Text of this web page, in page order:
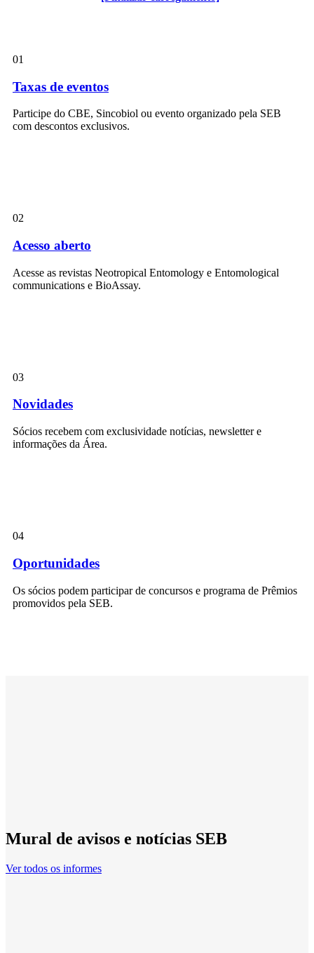
01
Taxas de eventos
Participe do CBE, Sincobiol ou evento organizado pela SEB
com descontos exclusivos.
02
Acesso aberto
Acesse as revistas Neotropical Entomology e Entomological
communications e BioAssay.
03
Novidades
Sócios recebem com exclusividade notícias, newsletter e
informações da Área.
04
Oportunidades
Os sócios podem participar de concursos e programa de Prêmios
promovidos pela SEB.
Mural de avisos e notícias SEB
Ver todos os informes